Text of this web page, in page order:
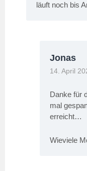
läuft noch bis
Jonas
14. April
Danke für
mal
erreicht…
Wieviele